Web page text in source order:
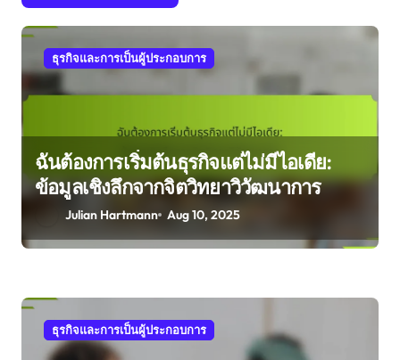
ธุรกิจและการเป็นผู้ประกอบการ
ฉันต้องการเริ่มต้นธุรกิจแต่ไม่มีไอเดีย:
ข้อมูลเชิงลึกจากจิตวิทยาวิวัฒนาการ
Julian Hartmann Aug 10, 2025
ธุรกิจและการเป็นผู้ประกอบการ